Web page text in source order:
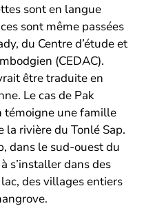
sont en langue
sont même passées
du Centre d’étude et
(CEDAC).
être traduite en
Le cas de Pak
témoigne une famille
la rivière du Tonlé Sap.
dans le sud-ouest du
s’installer dans des
des villages entiers